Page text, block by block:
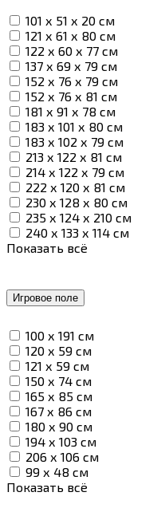
101 х 51 х 20 см
121 х 61 х 80 см
122 х 60 х 77 см
137 х 69 х 79 см
152 х 76 х 79 см
152 х 76 х 81 см
181 х 91 х 78 см
183 х 101 х 80 см
183 х 102 х 79 см
213 х 122 х 81 см
214 х 122 х 79 см
222 х 120 х 81 см
230 х 128 х 80 см
235 х 124 х 210 см
240 х 133 х 114 см
Показать всё
Игровое поле
100 х 191 см
120 х 59 см
121 х 59 см
150 х 74 см
165 х 85 см
167 х 86 см
180 х 90 см
194 х 103 см
206 х 106 см
99 х 48 см
Показать всё